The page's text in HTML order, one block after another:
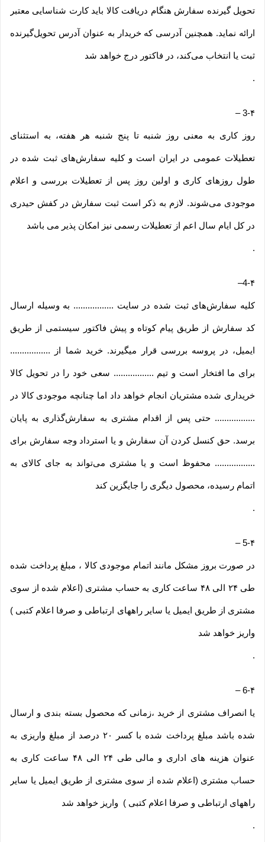
تحویل گیرنده سفارش هنگام دریافت کالا باید کارت شناسایی معتبر
ارائه نماید. همچنین آدرسی که خریدار به عنوان آدرس تحویل‌گیرنده
ثبت یا انتخاب می‌کند، در فاکتور درج خواهد شد
.
3-۴–
روز کاری به معنی روز شنبه تا پنج شنبه هر هفته، به استثنای
تعطیلات عمومی در ایران است و کلیه سفارش‏‌های ثبت شده در
طول روزهای کاری و اولین روز پس از تعطیلات بررسی و اعلام
موجودی می‌‏شوند. لازم به ذکر است ثبت سفارش در کفش حیدری
در کل ایام سال اعم از تعطیلات رسمی نیز امکان پذیر می باشد
.
4-۴–
کلیه سفارش‌‏های ثبت شده در سایت ................. به وسیله ارسال
کد سفارش از طریق پیام کوتاه و پیش فاکتور سیستمی از طریق
ایمیل، در پروسه بررسی قرار میگیرند. خرید شما از .................
برای ما افتخار است و تیم ................. سعی خود را در تحویل کالا
خریداری شده مشتریان انجام خواهد داد اما چنانچه موجودی کالا در
................. حتی پس از اقدام مشتری به سفارش‌‏گذاری به پایان
برسد. حق کنسل کردن آن سفارش و یا استرداد وجه سفارش برای
................. محفوظ است و یا مشتری می‏‌تواند به جای کالای به
اتمام رسیده، محصول دیگری را جایگزین کند
.
5-۴–
در صورت بروز مشکل مانند اتمام موجودی کالا ، مبلغ پرداخت شده
طی ۲۴ الی ۴۸ ساعت کاری به حساب مشتری (اعلام شده از سوی
مشتری از طریق ایمیل یا سایر راههای ارتباطی و صرفا اعلام کتبی )
واریز خواهد شد
.
6-۴–
یا انصراف مشتری از خرید ،زمانی که محصول بسته بندی و ارسال
شده باشد مبلغ پرداخت شده با کسر ۲۰ درصد از مبلغ واریزی به
عنوان هزینه های اداری و مالی طی ۲۴ الی ۴۸ ساعت کاری به
حساب مشتری (اعلام شده از سوی مشتری از طریق ایمیل یا سایر
راههای ارتباطی و صرفا اعلام کتبی ) واریز خواهد شد
.